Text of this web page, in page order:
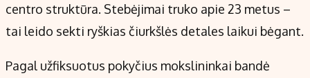
centro struktūra. Stebėjimai truko apie 23 metus –
tai leido sekti ryškias čiurkšlės detales laikui bėgant.
Pagal užfiksuotus pokyčius mokslininkai bandė